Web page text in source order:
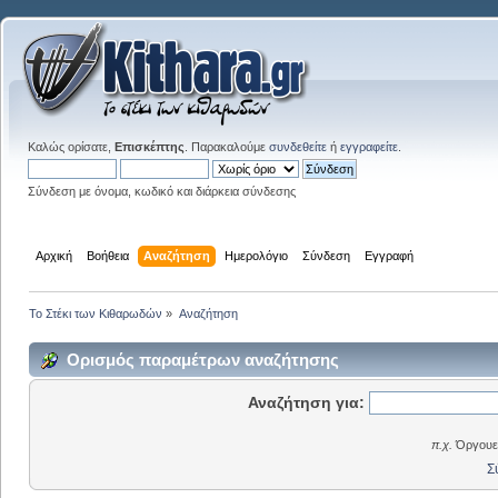
Καλώς ορίσατε, Επισκέπτης . Παρακαλούμε συνδεθείτε ή εγγραφείτε
Σύνδεση με όνομα, κωδικό και διάρκεια σύνδεσης
Αρχική Βοήθεια Αναζήτηση Ημερολόγιο Σύνδεση Εγγραφή
Το Στέκι των Κιθαρωδών » Αναζήτηση
Ορισμός παραμέτρων αναζήτησης
Αναζήτηση για:
π.χ.